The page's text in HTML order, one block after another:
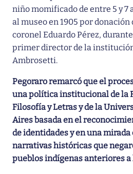
niño momificado de entre 5 y 7
al museo en 1905 por
coronel Eduardo Pérez,
primer director de la
Ambrosetti.
Pegoraro remarcó que el
una política institucional de la
Filosofía y Letras y de la
Aires basada en el
de identidades y en una
narrativas históricas que
pueblos indígenas anteriores a